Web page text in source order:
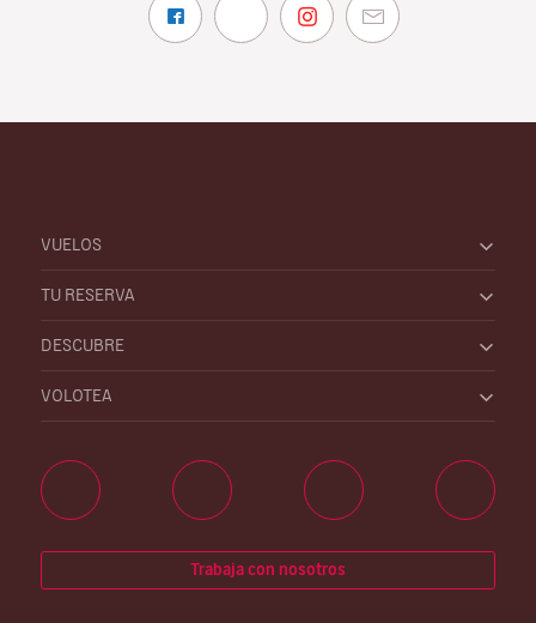
VUELOS
TU RESERVA
DESCUBRE
VOLOTEA
Trabaja con nosotros